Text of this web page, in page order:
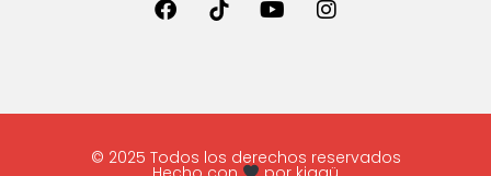
© 2025 Todos los derechos reservados